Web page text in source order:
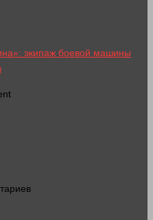
экипаж боевой машины